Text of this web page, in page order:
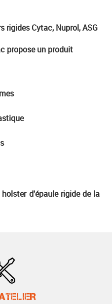
rigides Cytac, Nuprol, ASG
propose un produit
d'épaule rigide de la